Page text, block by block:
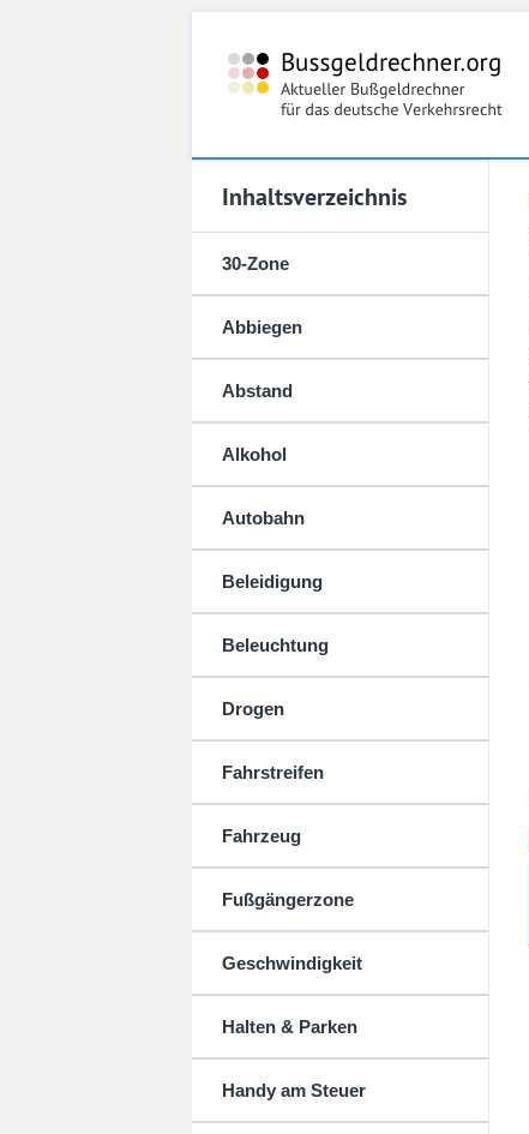
Inhaltsverzeichnis
30-Zone
Abbiegen
Abstand
Alkohol
Autobahn
Beleidigung
Beleuchtung
Drogen
Fahrstreifen
Fahrzeug
Fußgängerzone
Geschwindigkeit
Halten & Parken
Handy am Steuer